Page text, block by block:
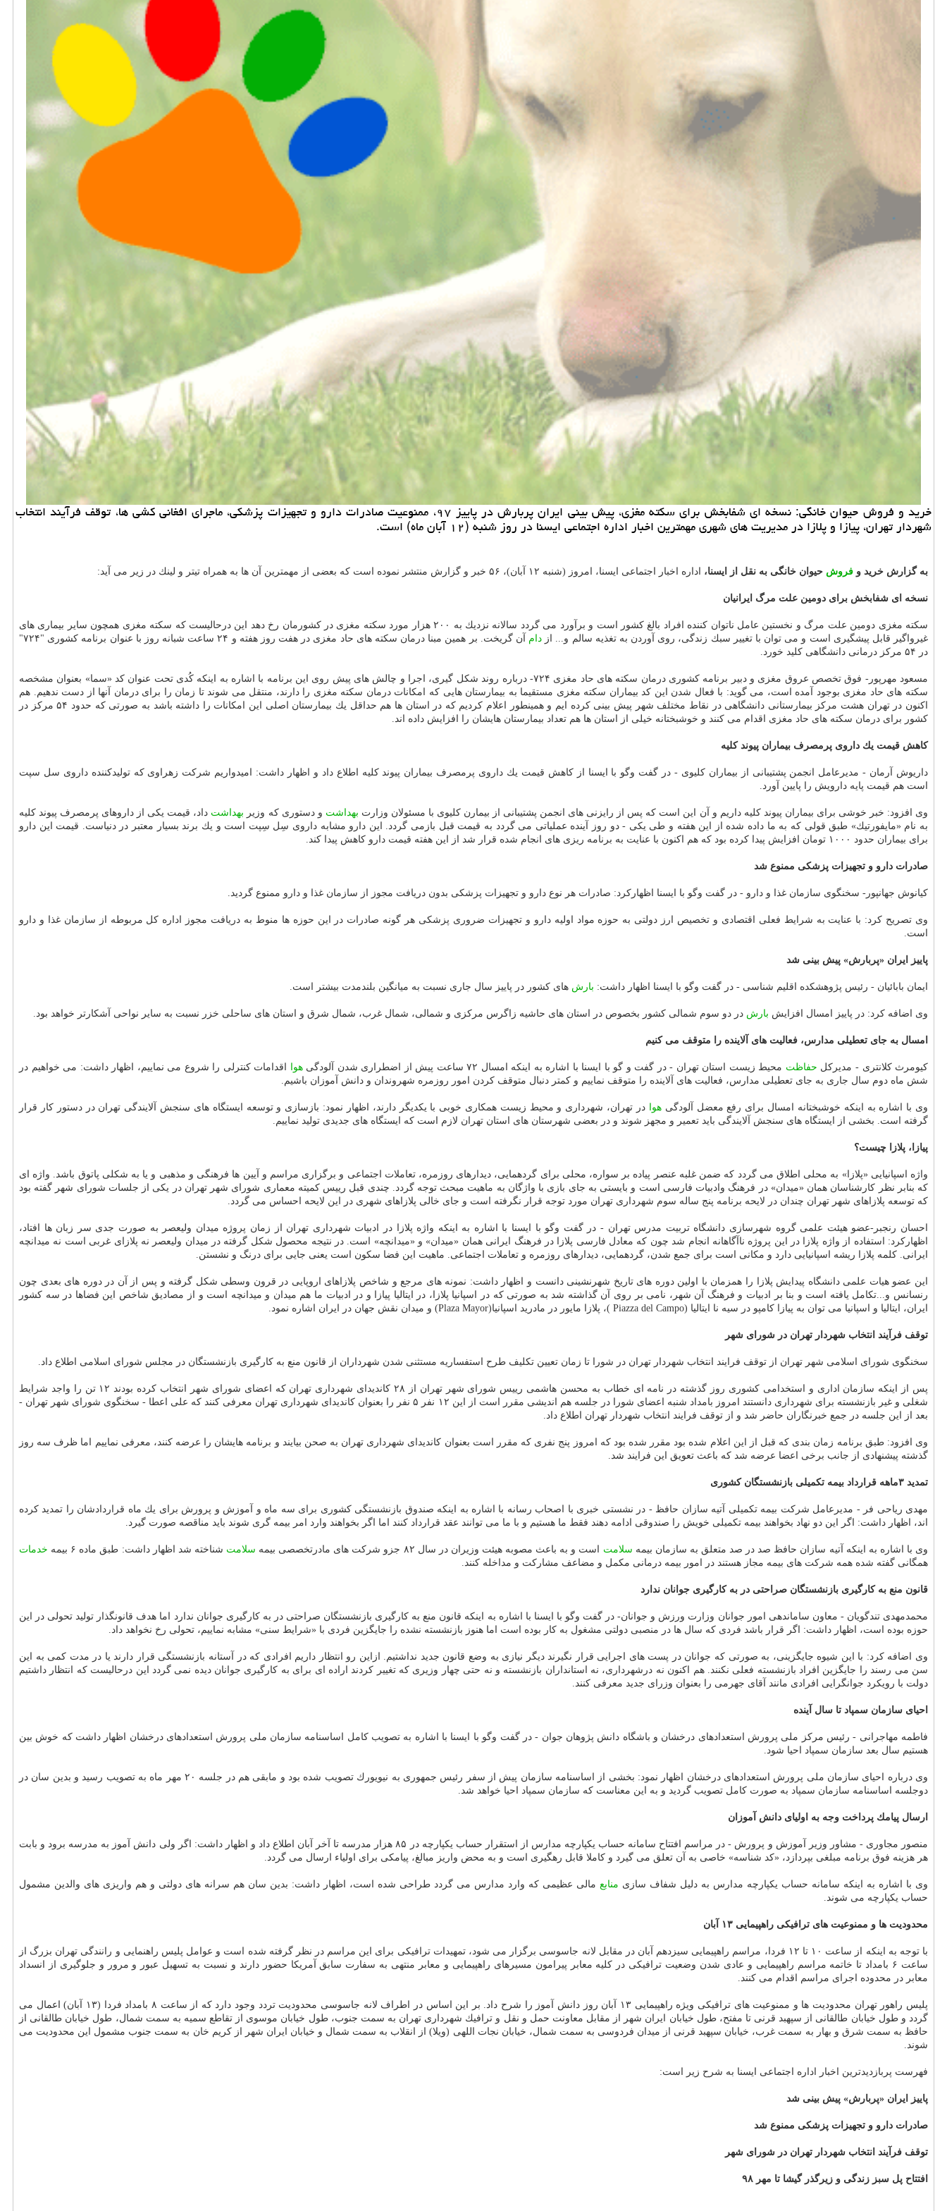
خرید و فروش حیوان خانگی: نسخه ای شفابخش برای سكته مغزی، پیش بینی ایران پربارش در پاییز ۹۷، ممنوعیت صادرات دارو و تجهیزات پزشكی، ماجرای افغانی كشی ها، توقف فرآیند انتخاب
شهردار تهران، پیازا و پلازا در مدیریت های شهری مهمترین اخبار اداره اجتماعی ایسنا در روز شنبه (۱۲ آبان ماه) است.
به گزارش خرید و فروش حیوان خانگی به نقل از ایسنا، اداره اخبار اجتماعی ایسنا، امروز (شنبه ۱۲ آبان)، ۵۶ خبر و گزارش منتشر نموده است كه بعضی از مهمترین آن ها به همراه تیتر و لینك در زیر می آید:
نسخه ای شفابخش برای دومین علت مرگ ایرانیان
سكته مغزی دومین علت مرگ و نخستین عامل ناتوان كننده افراد بالغ كشور است و برآورد می گردد سالانه نزدیك به ۲۰۰ هزار مورد سكته مغزی در كشورمان رخ دهد این درحالیست كه سكته مغزی همچون سایر بیماری های
غیرواگیر قابل پیشگیری است و می توان با تغییر سبك زندگی، روی آوردن به تغذیه سالم و... از دام
آن گریخت. بر همین مبنا درمان سكته های حاد مغزی در هفت روز هفته و ۲۴ ساعت شبانه روز با عنوان برنامه كشوری "۷۲۴"
در ۵۴ مركز درمانی دانشگاهی كلید خورد.
مسعود مهرپور- فوق تخصص عروق مغزی و دبیر برنامه كشوری درمان سكته های حاد مغزی ۷۲۴- درباره روند شكل گیری، اجرا و چالش های پیش روی این برنامه با اشاره به اینكه كُدی تحت عنوان كد «سما» بعنوان مشخصه
سكته های حاد مغزی بوجود آمده است، می گوید: با فعال شدن این كد بیماران سكته مغزی مستقیما به بیمارستان هایی كه امكانات درمان سكته مغزی را دارند، منتقل می شوند تا زمان را برای درمان آنها از دست ندهیم. هم
اكنون در تهران هشت مركز بیمارستانی دانشگاهی در نقاط مختلف شهر پیش بینی كرده ایم و همینطور اعلام كردیم كه در استان ها هم حداقل یك بیمارستان اصلی این امكانات را داشته باشد به صورتی كه حدود ۵۴ مركز در
كشور برای درمان سكته های حاد مغزی اقدام می كنند و خوشبختانه خیلی از استان ها هم تعداد بیمارستان هایشان را افزایش داده اند.
كاهش قیمت یك داروی پرمصرف بیماران پیوند كلیه
داریوش آرمان - مدیرعامل انجمن پشتیبانی از بیماران كلیوی - در گفت وگو با ایسنا از كاهش قیمت یك داروی پرمصرف بیماران پیوند كلیه اطلاع داد و اظهار داشت: امیدواریم شركت زهراوی كه تولیدكننده داروی سل سپت
است هم قیمت پایه دارویش را پایین آورد.
وی افزود: خبر خوشی برای بیماران پیوند كلیه داریم و آن این است كه پس از رایزنی های انجمن پشتیبانی از بیمارن كلیوی با مسئولان وزارت بهداشت و دستوری كه وزیر بهداشت داد، قیمت یكی از داروهای پرمصرف پیوند كلیه
به نام «مایفورتیك» طبق قولی كه به ما داده شده از این هفته و طی یكی - دو روز آینده عملیاتی می گردد به قیمت قبل بازمی گردد. این دارو مشابه داروی سِل سِپت است و یك برند بسیار معتبر در دنیاست. قیمت این دارو
برای بیماران حدود ۱۰۰۰ تومان افزایش پیدا كرده بود كه هم اكنون با عنایت به برنامه ریزی های انجام شده قرار شد از این هفته قیمت دارو كاهش پیدا كند.
صادرات دارو و تجهیزات پزشكی ممنوع شد
كیانوش جهانپور- سخنگوی سازمان غذا و دارو - در گفت وگو با ایسنا اظهاركرد: صادرات هر نوع دارو و تجهیزات پزشكی بدون دریافت مجوز از سازمان غذا و دارو ممنوع گردید.
وی تصریح كرد: با عنایت به شرایط فعلی اقتصادی و تخصیص ارز دولتی به حوزه مواد اولیه دارو و تجهیزات ضروری پزشكی هر گونه صادرات در این حوزه ها منوط به دریافت مجوز اداره كل مربوطه از سازمان غذا و دارو
است.
پاییز ایران «پربارش» پیش بینی شد
ایمان بابائیان - رئیس پژوهشكده اقلیم شناسی - در گفت وگو با ایسنا اظهار داشت: بارش های كشور در پاییز سال جاری نسبت به میانگین بلندمدت بیشتر است.
وی اضافه كرد: در پاییز امسال افزایش بارش در دو سوم شمالی كشور بخصوص در استان های حاشیه زاگرس مركزی و شمالی، شمال غرب، شمال شرق و استان های ساحلی خزر نسبت به سایر نواحی آشكارتر خواهد بود.
امسال به جای تعطیلی مدارس، فعالیت های آلاینده را متوقف می كنیم
كیومرث كلانتری - مدیركل حفاظت محیط زیست استان تهران - در گفت و گو با ایسنا با اشاره به اینكه امسال ۷۲ ساعت پیش از اضطراری شدن آلودگی هوا اقدامات كنترلی را شروع می نماییم، اظهار داشت: می خواهیم در
شش ماه دوم سال جاری به جای تعطیلی مدارس، فعالیت های آلاینده را متوقف نماییم و كمتر دنبال متوقف كردن امور روزمره شهروندان و دانش آموزان باشیم.
وی با اشاره به اینكه خوشبختانه امسال برای رفع معضل آلودگیهوا در تهران، شهرداری و محیط زیست همكاری خوبی با یكدیگر دارند، اظهار نمود: بازسازی و توسعه ایستگاه های سنجش آلایندگی تهران در دستور كار قرار
گرفته است. بخشی از ایستگاه های سنجش آلایندگی باید تعمیر و مجهز شوند و در بعضی شهرستان های استان تهران لازم است كه ایستگاه های جدیدی تولید نماییم.
پیازا، پلازا چیست؟
واژه اسپانیایی «پلازا» به محلی اطلاق می گردد كه ضمن غلبه عنصر پیاده بر سواره، محلی برای گردهمایی، دیدارهای روزمره، تعاملات اجتماعی و برگزاری مراسم و آیین ها فرهنگی و مذهبی و یا به شكلی پاتوق باشد. واژه ای
كه بنابر نظر كارشناسان همان «میدان» در فرهنگ وادبیات فارسی است و بایستی به جای بازی با واژگان به ماهیت مبحث توجه گردد. چندی قبل رییس كمیته معماری شورای شهر تهران در یكی از جلسات شورای شهر گفته بود
كه توسعه پلازاهای شهر تهران چندان در لایحه برنامه پنج ساله سوم شهرداری تهران مورد توجه قرار نگرفته است و جای خالی پلازاهای شهری در این لایحه احساس می گردد.
احسان رنجبر-عضو هیئت علمی گروه شهرسازی دانشگاه تربیت مدرس تهران - در گفت وگو با ایسنا با اشاره به اینكه واژه پلازا در ادبیات شهرداری تهران از زمان پروژه میدان ولیعصر به صورت جدی سر زبان ها افتاد،
اظهاركرد: استفاده از واژه پلازا در این پروژه ناآگاهانه انجام شد چون كه معادل فارسی پلازا در فرهنگ ایرانی همان «میدان» و «میدانچه» است. در نتیجه محصول شكل گرفته در میدان ولیعصر نه پلازای غربی است نه میدانچه
ایرانی. كلمه پلازا ریشه اسپانیایی دارد و مكانی است برای جمع شدن، گردهمایی، دیدارهای روزمره و تعاملات اجتماعی. ماهیت این فضا سكون است یعنی جایی برای درنگ و نشستن.
این عضو هیات علمی دانشگاه پیدایش پلازا را همزمان با اولین دوره های تاریخ شهرنشینی دانست و اظهار داشت: نمونه های مرجع و شاخص پلازاهای اروپایی در قرون وسطی شكل گرفته و پس از آن در دوره های بعدی چون
رنسانس و...تكامل یافته است و بنا بر ادبیات و فرهنگ آن شهر، نامی بر روی آن گذاشته شد به صورتی كه در اسپانیا پلازا، در ایتالیا پیازا و در ادبیات ما هم میدان و میدانچه است و از مصادیق شاخص این فضاها در سه كشور
ایران، ایتالیا و اسپانیا می توان به پیازا كامپو در سیه نا ایتالیا (Piazza del Campo )، پلازا مایور در مادرید اسپانیا(Plaza Mayor) و میدان نقش جهان در ایران اشاره نمود.
توقف فرآیند انتخاب شهردار تهران در شورای شهر
سخنگوی شورای اسلامی شهر تهران از توقف فرایند انتخاب شهردار تهران در شورا تا زمان تعیین تكلیف طرح استفساریه مستثنی شدن شهرداران از قانون منع به كارگیری بازنشستگان در مجلس شورای اسلامی اطلاع داد.
پس از اینكه سازمان اداری و استخدامی كشوری روز گذشته در نامه ای خطاب به محسن هاشمی رییس شورای شهر تهران از ۲۸ كاندیدای شهرداری تهران كه اعضای شورای شهر انتخاب كرده بودند ۱۲ تن را واجد شرایط
شغلی و غیر بازنشسته برای شهرداری دانستند امروز بامداد شنبه اعضای شورا در جلسه هم اندیشی مقرر است از این ۱۲ نفر ۵ نفر را بعنوان كاندیدای شهرداری تهران معرفی كنند كه علی اعطا - سخنگوی شورای شهر تهران -
بعد از این جلسه در جمع خبرنگاران حاضر شد و از توقف فرایند انتخاب شهردار تهران اطلاع داد.
وی افزود: طبق برنامه زمان بندی كه قبل از این اعلام شده بود مقرر شده بود كه امروز پنج نفری كه مقرر است بعنوان كاندیدای شهرداری تهران به صحن بیایند و برنامه هایشان را عرضه كنند، معرفی نماییم اما ظرف سه روز
گذشته پیشنهادی از جانب برخی اعضا عرضه شد كه باعث تعویق این فرایند شد.
تمدید ۳ماهه قرارداد بیمه تكمیلی بازنشستگان كشوری
مهدی ریاحی فر - مدیرعامل شركت بیمه تكمیلی آتیه سازان حافظ - در نشستی خبری با اصحاب رسانه با اشاره به اینكه صندوق بازنشستگی كشوری برای سه ماه و آموزش و پرورش برای یك ماه قراردادشان را تمدید كرده
اند، اظهار داشت: اگر این دو نهاد بخواهند بیمه تكمیلی خویش را صندوقی ادامه دهند فقط ما هستیم و با ما می توانند عقد قرارداد كنند اما اگر بخواهند وارد امر بیمه گری شوند باید مناقصه صورت گیرد.
وی با اشاره به اینكه آتیه سازان حافظ صد در صد متعلق به سازمان بیمه سلامت است و به باعث مصوبه هیئت وزیران در سال ۸۲ جزو شركت های مادرتخصصی بیمه سلامت شناخته شد اظهار داشت: طبق ماده ۶ بیمه
خدمات
همگانی گفته شده همه شركت های بیمه مجاز هستند در امور بیمه درمانی مكمل و مضاعف مشاركت و مداخله كنند.
قانون منع به كارگیری بازنشستگان صراحتی در به كارگیری جوانان ندارد
محمدمهدی تندگویان - معاون ساماندهی امور جوانان وزارت ورزش و جوانان- در گفت وگو با ایسنا با اشاره به اینكه قانون منع به كارگیری بازنشستگان صراحتی در به كارگیری جوانان ندارد اما هدف قانونگذار تولید تحولی در این
حوزه بوده است، اظهار داشت: اگر قرار باشد فردی كه سال ها در منصبی دولتی مشغول به كار بوده است اما هنوز بازنشسته نشده را جایگزین فردی با «شرایط سنی» مشابه نماییم، تحولی رخ نخواهد داد.
وی اضافه كرد: با این شیوه جایگزینی، به صورتی كه جوانان در پست های اجرایی قرار نگیرند دیگر نیازی به وضع قانون جدید نداشتیم. ازاین رو انتظار داریم افرادی كه در آستانه بازنشستگی قرار دارند یا در مدت كمی به این
سن می رسند را جایگزین افراد بازنشسته فعلی نكنند. هم اكنون نه درشهرداری، نه استانداران بازنشسته و نه حتی چهار وزیری كه تغییر كردند اراده ای برای به كارگیری جوانان دیده نمی گردد این درحالیست كه انتظار داشتیم
دولت با رویكرد جوانگرایی افرادی مانند آقای جهرمی را بعنوان وزرای جدید معرفی كنند.
احیای سازمان سمپاد تا سال آینده
فاطمه مهاجرانی - رئیس مركز ملی پرورش استعدادهای درخشان و باشگاه دانش پژوهان جوان - در گفت وگو با ایسنا با اشاره به تصویب كامل اساسنامه سازمان ملی پرورش استعدادهای درخشان اظهار داشت كه خوش بین
هستیم سال بعد سازمان سمپاد احیا شود.
وی درباره احیای سازمان ملی پرورش استعدادهای درخشان اظهار نمود: بخشی از اساسنامه سازمان پیش از سفر رئیس جمهوری به نیویورك تصویب شده بود و مابقی هم در جلسه ۲۰ مهر ماه به تصویب رسید و بدین سان در
دوجلسه اساسنامه سازمان سمپاد به صورت كامل تصویب گردید و به این معناست كه سازمان سمپاد احیا خواهد شد.
ارسال پیامك پرداخت وجه به اولیای دانش آموزان
منصور مجاوری - مشاور وزیر آموزش و پرورش - در مراسم افتتاح سامانه حساب یكپارچه مدارس از استقرار حساب یكپارچه در ۸۵ هزار مدرسه تا آخر آبان اطلاع داد و اظهار داشت: اگر ولی دانش آموز به مدرسه برود و بابت
هر هزینه فوق برنامه مبلغی بپردازد، «كد شناسه» خاصی به آن تعلق می گیرد و كاملا قابل رهگیری است و به محض واریز مبالغ، پیامكی برای اولیاء ارسال می گردد.
وی با اشاره به اینكه سامانه حساب یكپارچه مدارس به دلیل شفاف سازی منابع مالی عظیمی كه وارد مدارس می گردد طراحی شده است، اظهار داشت: بدین سان هم سرانه های دولتی و هم واریزی های والدین مشمول
حساب یكپارچه می شوند.
محدودیت ها و ممنوعیت های ترافیكی راهپیمایی ۱۳ آبان
با توجه به اینكه از ساعت ۱۰ تا ۱۲ فردا، مراسم راهپیمایی سیزدهم آبان در مقابل لانه جاسوسی برگزار می شود، تمهیدات ترافیكی برای این مراسم در نظر گرفته شده است و عوامل پلیس راهنمایی و رانندگی تهران بزرگ از
ساعت ۶ بامداد تا خاتمه مراسم راهپیمایی و عادی شدن وضعیت ترافیكی در كلیه معابر پیرامون مسیرهای راهپیمایی و معابر منتهی به سفارت سابق آمریكا حضور دارند و نسبت به تسهیل عبور و مرور و جلوگیری از انسداد
معابر در محدوده اجرای مراسم اقدام می كنند.
پلیس راهور تهران محدودیت ها و ممنوعیت های ترافیكی ویژه راهپیمایی ۱۳ آبان روز دانش آموز را شرح داد. بر این اساس در اطراف لانه جاسوسی محدودیت تردد وجود دارد كه از ساعت ۸ بامداد فردا (۱۳ آبان) اعمال می
گردد و طول خیابان طالقانی از سپهبد قرنی تا مفتح، طول خیابان ایران شهر از مقابل معاونت حمل و نقل و ترافیك شهرداری تهران به سمت جنوب، طول خیابان موسوی از تقاطع سمیه به سمت شمال، طول خیابان طالقانی از
حافظ به سمت شرق و بهار به سمت غرب، خیابان سپهبد قرنی از میدان فردوسی به سمت شمال، خیابان نجات اللهی (ویلا) از انقلاب به سمت شمال و خیابان ایران شهر از كریم خان به سمت جنوب مشمول این محدودیت می
شوند.
فهرست پربازدیدترین اخبار اداره اجتماعی ایسنا به شرح زیر است:
پاییز ایران «پربارش» پیش بینی شد
صادرات دارو و تجهیزات پزشكی ممنوع شد
توقف فرآیند انتخاب شهردار تهران در شورای شهر
افتتاح پل سبز زندگی و زیرگذر گیشا تا مهر ۹۸